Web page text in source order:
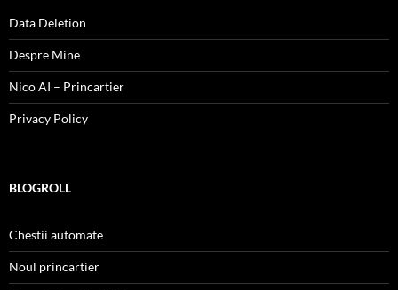
Data Deletion
Despre Mine
Nico AI – Princartier
Privacy Policy
BLOGROLL
Chestii automate
Noul princartier